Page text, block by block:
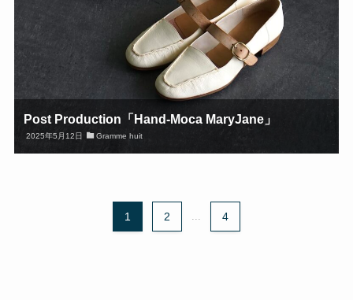
Post Production「Hand-Moca MaryJane」
2025年5月12日 Gramme huit
1 2 4